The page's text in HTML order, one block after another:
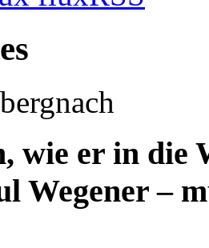
wie er in die
Wegener –